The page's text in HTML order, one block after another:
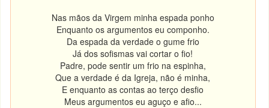
Nas mãos da Virgem minha espada ponho
Enquanto os argumentos eu componho.
Da espada da verdade o gume frio
Já dos sofismas vai cortar o fio!
Padre, pode sentir um frio na espinha,
Que a verdade é da Igreja, não é minha,
E enquanto as contas ao terço desfio
Meus argumentos eu aguço e afio...